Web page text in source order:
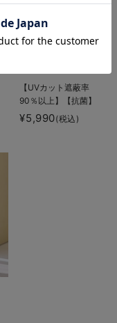
【UVカット遮蔽率
90％以上】【抗菌】
【接触冷感】前後２
WAYカーディガン
¥5,990(税込)
る